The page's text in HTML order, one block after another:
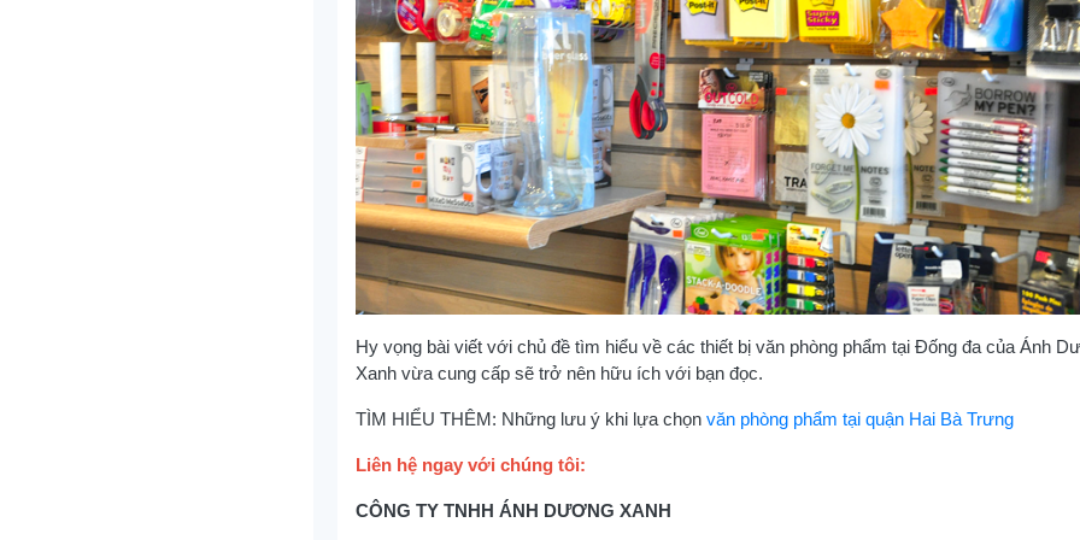
Hy vọng bài viết với chủ đề tìm hiểu về các thiết bị văn phòng phẩm tại Đống đa của Ánh
Xanh vừa cung cấp sẽ trở nên hữu ích với bạn đọc.
TÌM HIỂU THÊM: Những lưu ý khi lựa chọn văn phòng phẩm tại quận Hai Bà Trưng
Liên hệ ngay với chúng tôi:
CÔNG TY TNHH ÁNH DƯƠNG XANH